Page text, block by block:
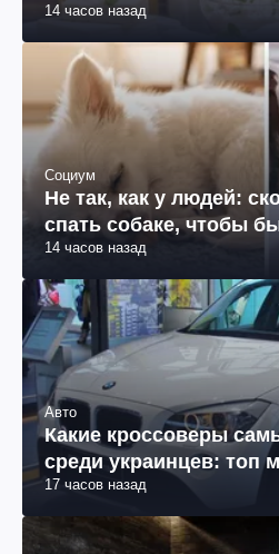
14 часов назад
Социум
Не так, как у людей:
спать собаке, чтобы
14 часов назад
Авто
Какие кроссоверы
среди украинцев: топ
17 часов назад